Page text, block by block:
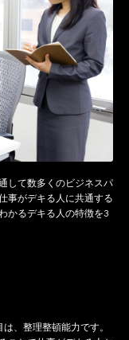
して数多くのビジネスパ
事がデキる人に共通する
かるデキる人の特徴を3
、整理整頓能力です。